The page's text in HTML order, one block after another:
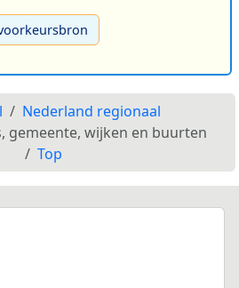
Nederland regionaal
gemeente, wijken en buurten
Top